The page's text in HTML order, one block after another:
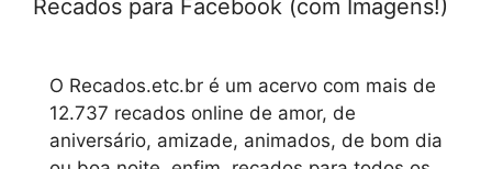
Recados para Facebook (com Imagens!)
O Recados.etc.br é um acervo com mais de
12.737 recados online de amor, de
aniversário, amizade, animados, de bom dia